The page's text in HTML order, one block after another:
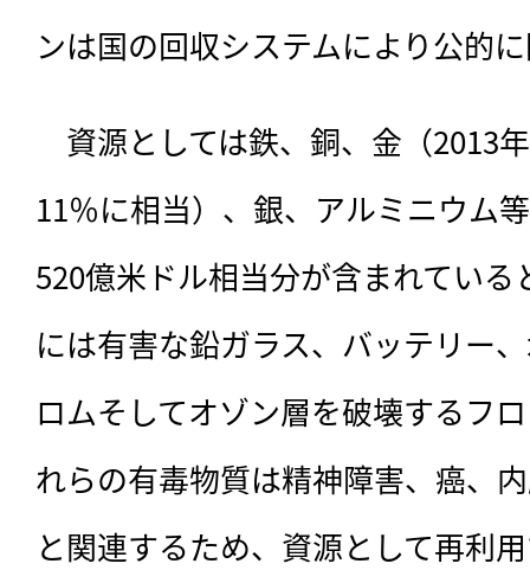
ンは国の回収システムにより公的
資源としては鉄、銅、金（2013
11％に相当）、銀、アルミニウム
520億米ドル相当分が含まれてい
には有害な鉛ガラス、バッテリー
ロムそしてオゾン層を破壊するフ
れらの有毒物質は精神障害、癌、
と関連するため、資源として再利